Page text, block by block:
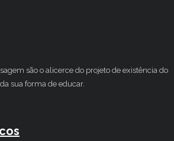
são o alicerce do projeto de existência do
sua forma de educar.